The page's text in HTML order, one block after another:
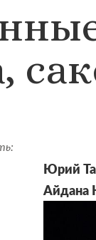
Юрий
Айдана